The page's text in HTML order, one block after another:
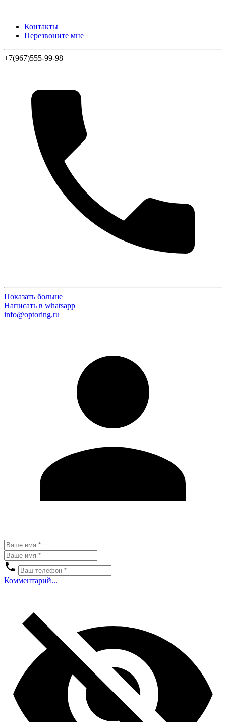
Контакты
Перезвоните мне
+7(967)555-99-98
Показать больше
Написать в whatsapp
info@optoring.ru
Комментарий...